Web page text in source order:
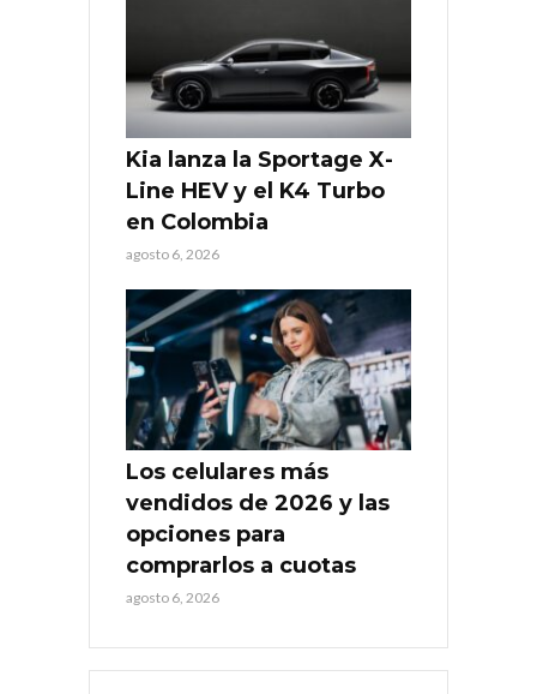
Kia lanza la Sportage X-
Line HEV y el K4 Turbo
en Colombia
agosto 6, 2026
Los celulares más
vendidos de 2026 y las
opciones para
comprarlos a cuotas
agosto 6, 2026